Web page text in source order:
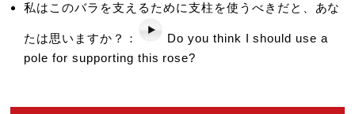
私はこのバラを支えるために支柱を使うべきだと、あな
たは思いますか？：
Do you think I should use a
pole for supporting this rose?